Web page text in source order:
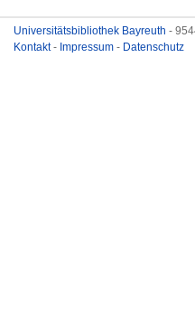
Universitätsbibliothek Bayreuth -
Kontakt- Impressum - Datenschutz